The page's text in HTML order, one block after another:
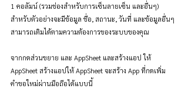
1 คอลัมน์ (รวมช่องสำหรับการเซ็นลายเซ็น และอื่นๆ)
สำหรับตัวอย่างจะมีข้อมูล ชื่อ, สถานะ, วันที่ และข้อมูลอื่นๆ
สามารถเติมได้ตามความต้องการของระบบของคุณ
จากกดส่วนขยาย และ AppSheet และสร้างแอป ให้
AppSheet สร้างแอปให้ AppSheet จะสร้าง App ที่กดเพิ่ม
คำขอใหม่ผ่านมือถือได้แบบนี้